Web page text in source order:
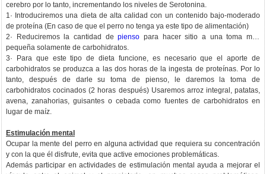
cerebro por lo tanto, incrementando los niveles de Serotonina.
1· Introduciremos una dieta de alta calidad con un contenido bajo-moderado
de proteína (En caso de que el perro no tenga ya este tipo de alimentación)
2· Reduciremos la cantidad depienso para hacer sitio a una toma más
pequeña solamente de carbohidratos.
3· Para que este tipo de dieta funcione, es necesario que el aporte de
carbohidratos se produzca a las dos horas de la ingesta de proteínas. Por lo
tanto, después de darle su toma de pienso, le daremos la toma de
carbohidratos cocinados (2 horas después) Usaremos arroz integral, patatas,
avena, zanahorias, guisantes o cebada como fuentes de carbohidratos en
lugar de maíz.
Estimulación mental
Ocupar la mente del perro en alguna actividad que requiera su concentración
y con la que él disfrute, evita que active emociones problemáticas.
Además participar en actividades de estimulación mental ayuda a mejorar el